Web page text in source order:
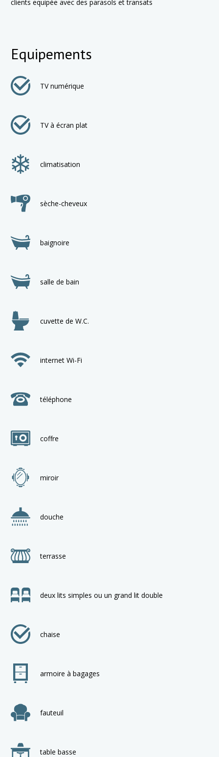
clients equipée avec des parasols et transats
Equipements
TV numérique
TV à écran plat
climatisation
sèche-cheveux
baignoire
salle de bain
cuvette de W.C.
internet Wi-Fi
téléphone
coffre
miroir
douche
terrasse
deux lits simples ou un grand lit double
chaise
armoire à bagages
fauteuil
table basse